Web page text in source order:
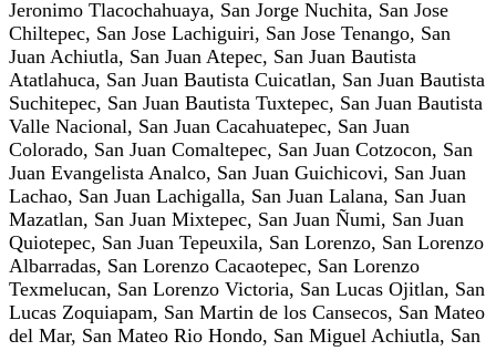
Jeronimo Tlacochahuaya, San Jorge Nuchita, San Jose
Chiltepec, San Jose Lachiguiri, San Jose Tenango, San
Juan Achiutla, San Juan Atepec, San Juan Bautista
Atatlahuca, San Juan Bautista Cuicatlan, San Juan Bautista
Suchitepec, San Juan Bautista Tuxtepec, San Juan Bautista
Valle Nacional, San Juan Cacahuatepec, San Juan
Colorado, San Juan Comaltepec, San Juan Cotzocon, San
Juan Evangelista Analco, San Juan Guichicovi, San Juan
Lachao, San Juan Lachigalla, San Juan Lalana, San Juan
Mazatlan, San Juan Mixtepec, San Juan Ñumi, San Juan
Quiotepec, San Juan Tepeuxila, San Lorenzo, San Lorenzo
Albarradas, San Lorenzo Cacaotepec, San Lorenzo
Texmelucan, San Lorenzo Victoria, San Lucas Ojitlan, San
Lucas Zoquiapam, San Martin de los Cansecos, San Mateo
del Mar, San Mateo Rio Hondo, San Miguel Achiutla, San